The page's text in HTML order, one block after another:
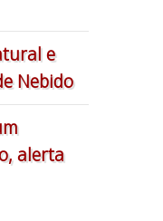
e
Nebido
alerta